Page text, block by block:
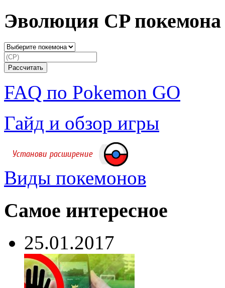
Эволюция CP покемона
FAQ по Pokemon GO
Гайд и обзор игры
Виды покемонов
Самое интересное
25.01.2017